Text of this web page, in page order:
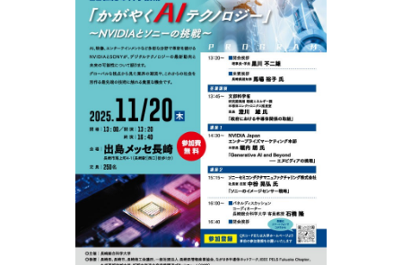
企業の方
卒業生の方
学生・教職員の方
お問い合わせ